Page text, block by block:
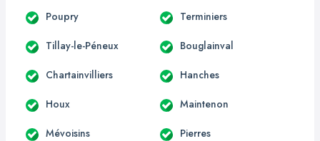
Poupry Terminiers
Tillay-le-Péneux Bouglainval
Chartainvilliers Hanches
Houx Maintenon
Mévoisins Pierres